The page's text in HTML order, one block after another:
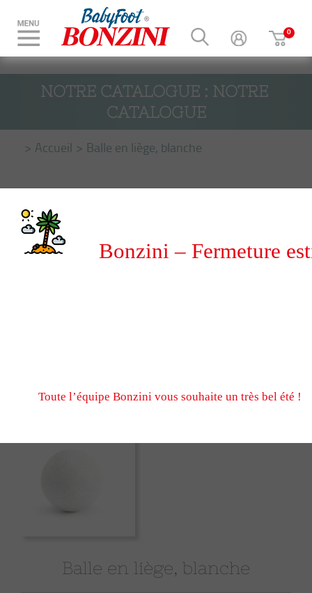
NOTRE CATALOGUE : NOTRE
CATALOGUE
Accueil Balle en liège, blanche
Balle en liège, blanche
Bonzini – Fermeture
Toute l’équipe Bonzini vous souhaite un très bel été !